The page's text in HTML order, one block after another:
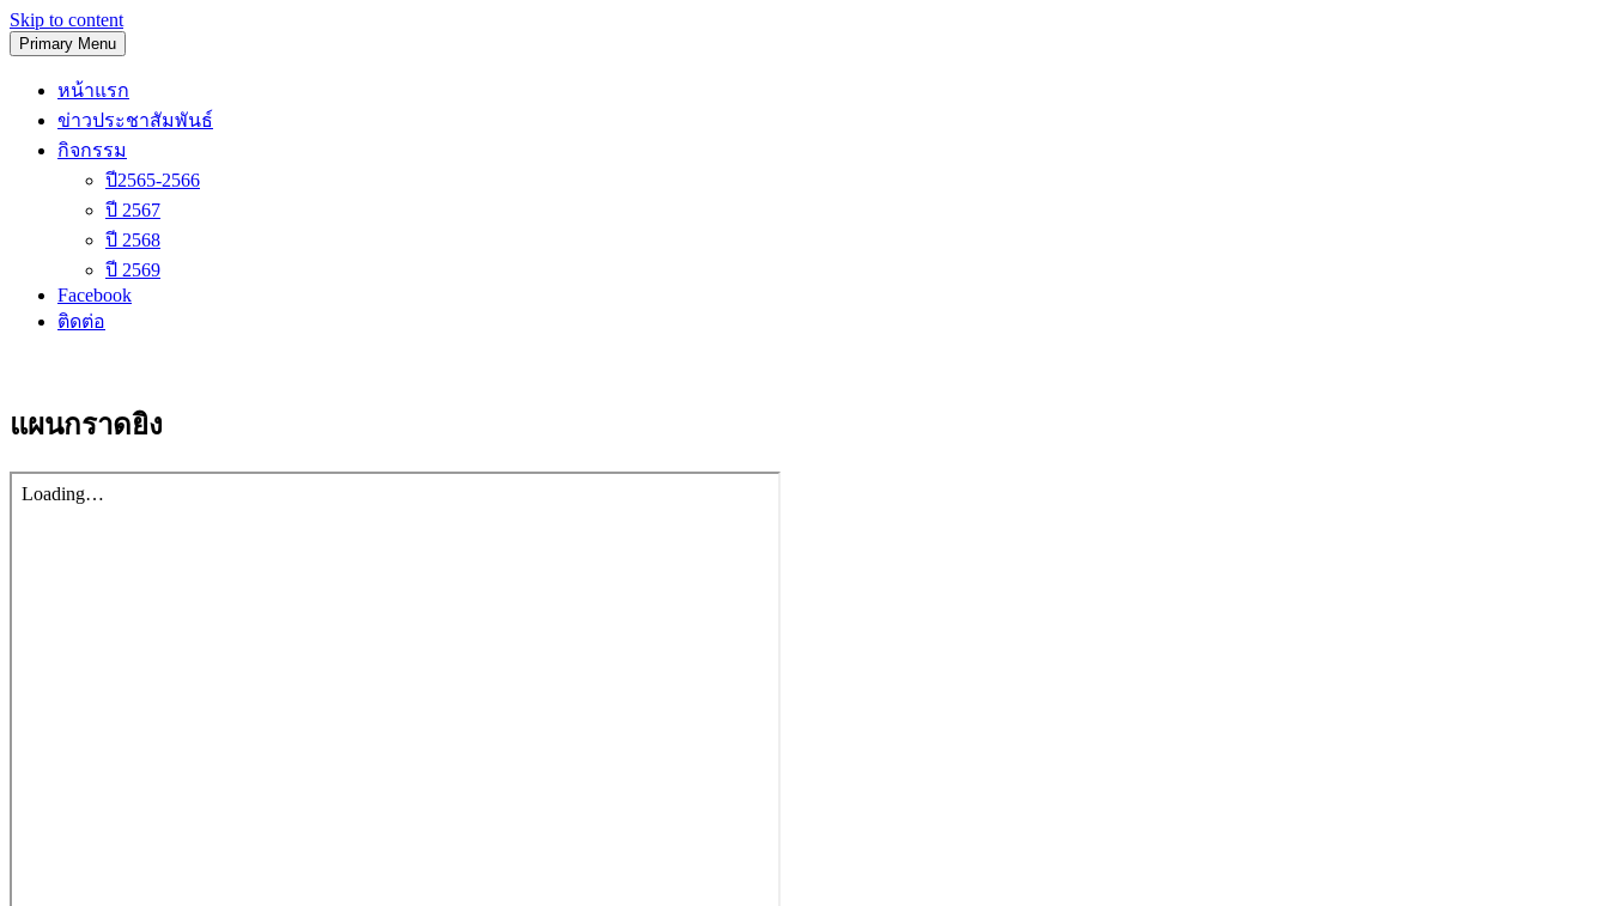
Skip to content
Primary Menu
หน้าแรก
ข่าวประชาสัมพันธ์
กิจกรรม
ปี2565-2566
ปี 2567
ปี 2568
ปี 2569
Facebook
ติดต่อ
แผนกราดยิง